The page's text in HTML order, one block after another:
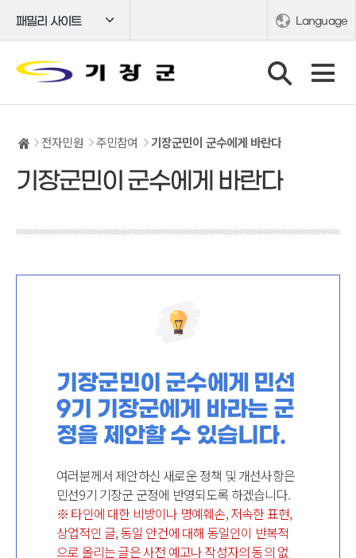
패밀리 사이트 Language
전자민원 주민참여 기장군민이 군수에게 바란다
기장군민이 군수에게 바란다
기장군민이 군수에게 민선
9기 기장군에게 바라는 군
정을 제안할 수 있습니다.
여러분께서 제안하신 새로운 정책 및 개선사항은
민선9기 기장군 군정에 반영되도록 하겠습니다.
※ 타인에 대한 비방이나 명예훼손, 저속한 표현,
상업적인 글, 동일 안건에 대해 동일인이 반복적
으로 올리는 글은 사전 예고나 작성자의 동의 없